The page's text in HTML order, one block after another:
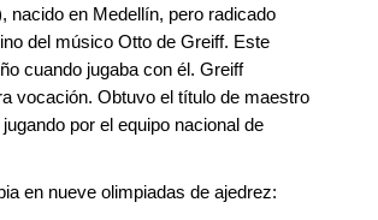
nacido en Medellín, pero radicado
del músico Otto de Greiff. Este
cuando jugaba con él. Greiff
vocación. Obtuvo el título de maestro
por el equipo nacional de
en nueve olimpiadas de ajedrez: